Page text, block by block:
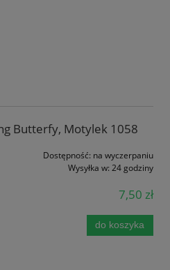
Butterfy, Motylek 1058
Dostępność: na wyczerpaniu
Wysyłka w: 24 godziny
7,50 zł
do koszyka